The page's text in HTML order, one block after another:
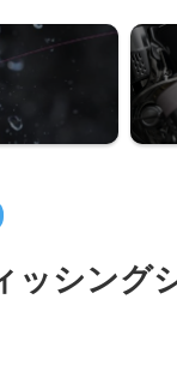
ッシング